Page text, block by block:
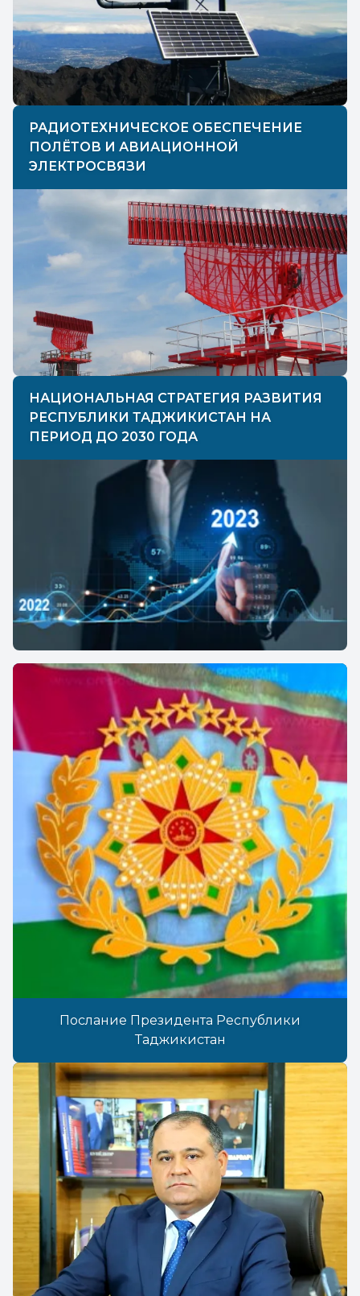
Послание Президента Республики
Таджикистан
РАДИОТЕХНИЧЕСКОЕ ОБЕСПЕЧЕНИЕ
ПОЛЁТОВ И АВИАЦИОННОЙ
ЭЛЕКТРОСВЯЗИ
НАЦИОНАЛЬНАЯ СТРАТЕГИЯ РАЗВИТИЯ
РЕСПУБЛИКИ ТАДЖИКИСТАН НА
ПЕРИОД ДО 2030 ГОДА